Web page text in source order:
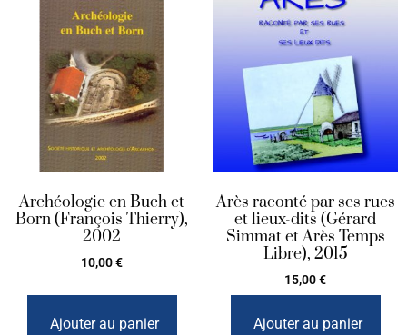
Archéologie en Buch et
Born (François Thierry),
2002
10,00€
Ajouter au panier
Arès raconté par ses rues
et lieux-dits (Gérard
Simmat et Arès Temps
Libre), 2015
15,00€
Ajouter au panier